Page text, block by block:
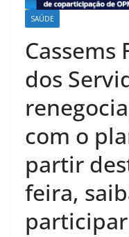
SAÚDE
Cassems
dos
com o
partir
feira,
participar